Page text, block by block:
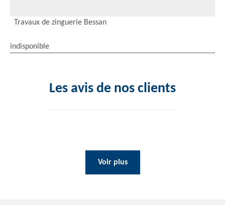
Travaux de zinguerie Bessan
indisponible
Les avis de nos clients
Voir plus